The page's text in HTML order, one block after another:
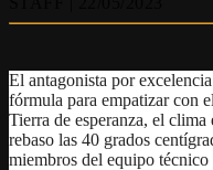
El antagonista por
fórmula para empatizar con
Tierra de esperanza, el
rebaso las 40 grados
miembros del equipo técnico